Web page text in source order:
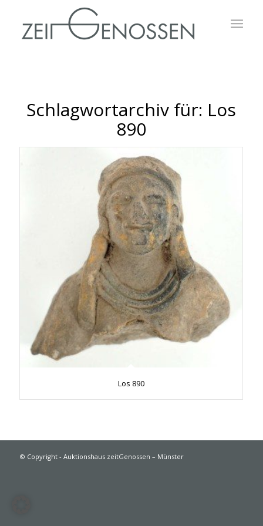
Schlagwortarchiv für: Los
890
Los 890
© Copyright - Auktionshaus zeitGenossen – Münster